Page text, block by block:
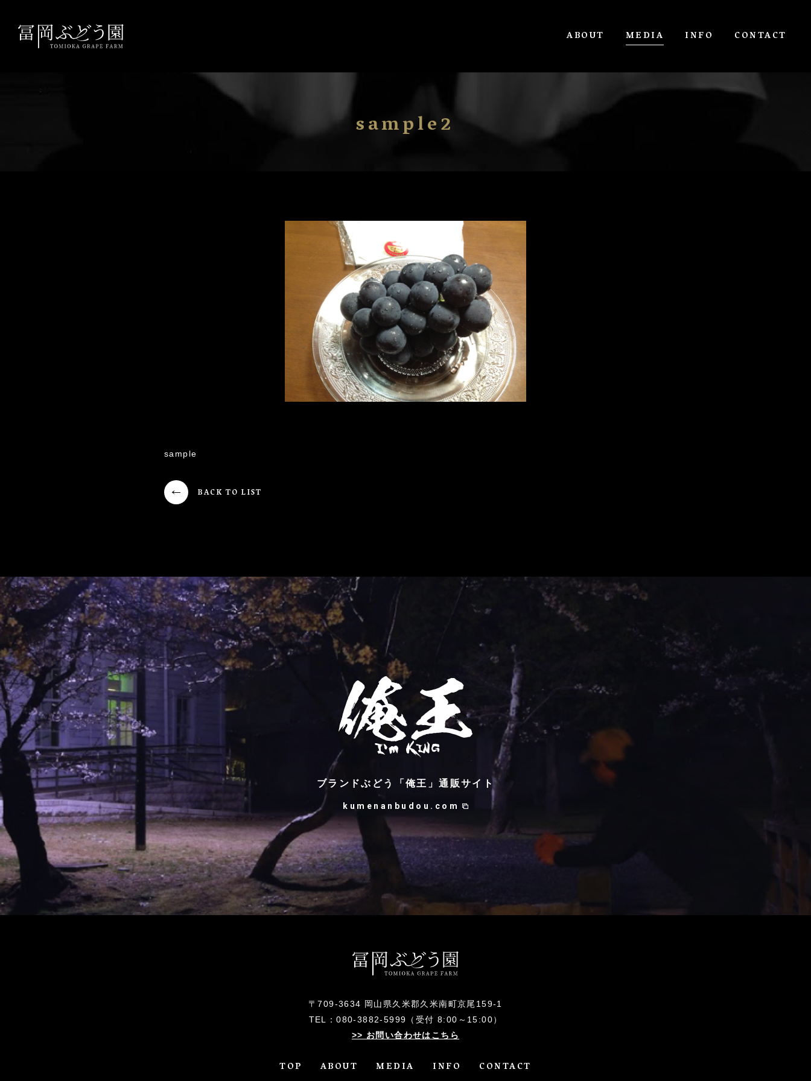
ABOUT MEDIA INFO CONTACT
sample2
sample
BACK TO LIST
ブランドぶどう「俺王」通販サイト
kumenanbudou.com
〒709-3634 岡山県久米郡久米南町京尾159-1
TEL：080-3882-5999 （受付 8:00～15:00）
>> お問い合わせはこちら
TOP ABOUT MEDIA INFO CONTACT